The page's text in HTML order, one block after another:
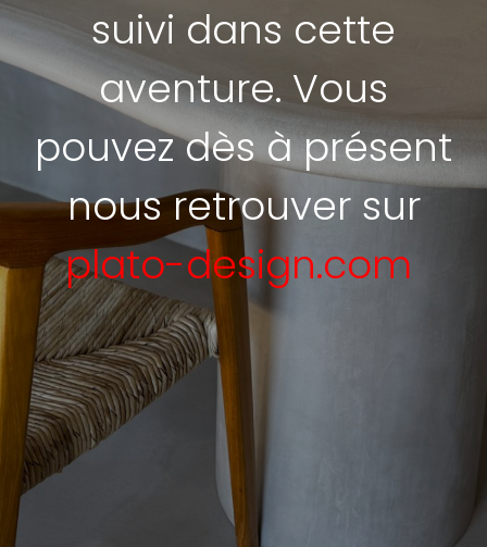
suivi dans cette
aventure. Vous
pouvez dès à présent
nous retrouver sur
plato-design.com